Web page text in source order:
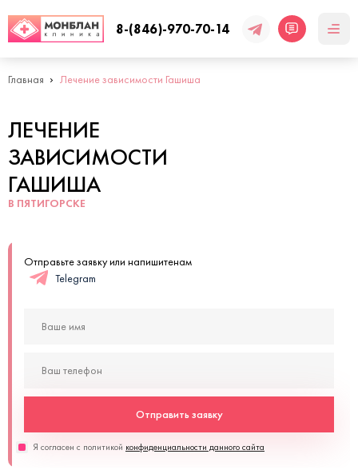
8-(846)-970-70-14
Главная Лечение зависимости Гашиша
ЛЕЧЕНИЕ
ЗАВИСИМОСТИ
ГАШИША
В ПЯТИГОРСКЕ
Отправьте заявку или напишитенам
Telegram
Отправить заявку
Я согласен с политикой конфиденциальности данного сайта